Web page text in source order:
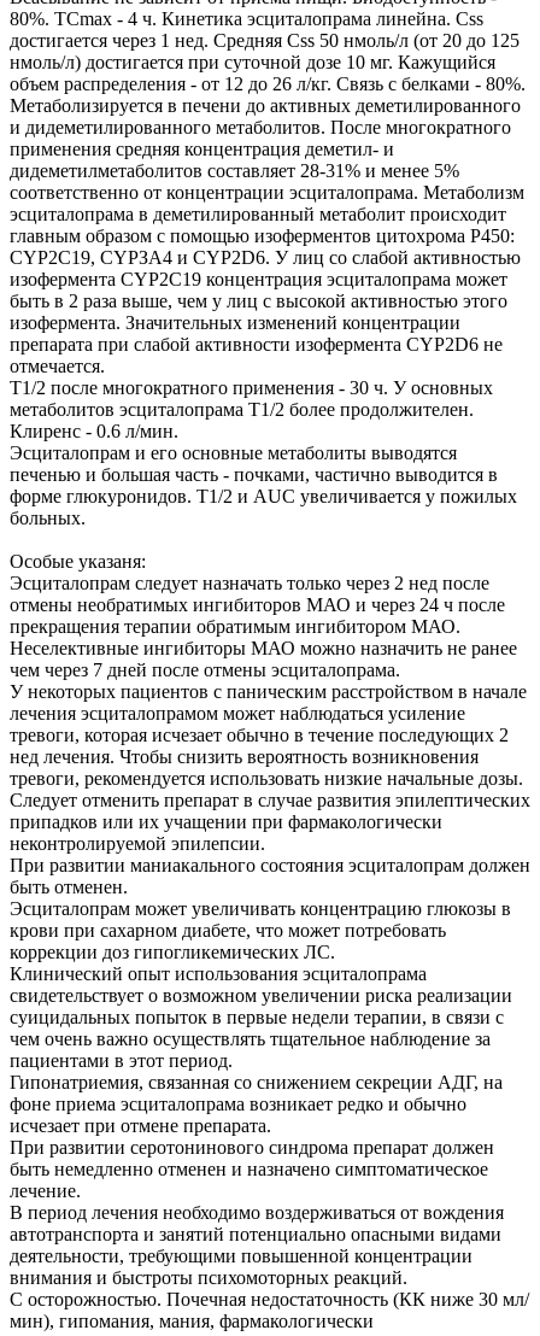
80%. ТCmax - 4 ч. Кинетика эсциталопрама линейна. Css
достигается через 1 нед. Средняя Css 50 нмоль/л (от 20 до 125
нмоль/л) достигается при суточной дозе 10 мг. Кажущийся
объем распределения - от 12 до 26 л/кг. Связь с белками - 80%.
Метаболизируется в печени до активных деметилированного
и дидеметилированного метаболитов. После многократного
применения средняя концентрация деметил- и
дидеметилметаболитов составляет 28-31% и менее 5%
соответственно от концентрации эсциталопрама. Метаболизм
эсциталопрама в деметилированный метаболит происходит
главным образом с помощью изоферментов цитохрома P450:
CYP2C19, CYPЗA4 и CYP2D6. У лиц со слабой активностью
изофермента CYP2C19 концентрация эсциталопрама может
быть в 2 раза выше, чем у лиц с высокой активностью этого
изофермента. Значительных изменений концентрации
препарата при слабой активности изофермента CYP2D6 не
отмечается.
T1/2 после многократного применения - 30 ч. У основных
метаболитов эсциталопрама T1/2 более продолжителен.
Клиренс - 0.6 л/мин.
Эсциталопрам и его основные метаболиты выводятся
печенью и большая часть - почками, частично выводится в
форме глюкуронидов. T1/2 и AUC увеличивается у пожилых
больных.
Особые указаня:
Эсциталопрам следует назначать только через 2 нед после
отмены необратимых ингибиторов МАО и через 24 ч после
прекращения терапии обратимым ингибитором МАО.
Неселективные ингибиторы МАО можно назначить не ранее
чем через 7 дней после отмены эсциталопрама.
У некоторых пациентов с паническим расстройством в начале
лечения эсциталопрамом может наблюдаться усиление
тревоги, которая исчезает обычно в течение последующих 2
нед лечения. Чтобы снизить вероятность возникновения
тревоги, рекомендуется использовать низкие начальные дозы.
Следует отменить препарат в случае развития эпилептических
припадков или их учащении при фармакологически
неконтролируемой эпилепсии.
При развитии маниакального состояния эсциталопрам должен
быть отменен.
Эсциталопрам может увеличивать концентрацию глюкозы в
крови при сахарном диабете, что может потребовать
коррекции доз гипогликемических ЛС.
Клинический опыт использования эсциталопрама
свидетельствует о возможном увеличении риска реализации
суицидальных попыток в первые недели терапии, в связи с
чем очень важно осуществлять тщательное наблюдение за
пациентами в этот период.
Гипонатриемия, связанная со снижением секреции АДГ, на
фоне приема эсциталопрама возникает редко и обычно
исчезает при отмене препарата.
При развитии серотонинового синдрома препарат должен
быть немедленно отменен и назначено симптоматическое
лечение.
В период лечения необходимо воздерживаться от вождения
автотранспорта и занятий потенциально опасными видами
деятельности, требующими повышенной концентрации
внимания и быстроты психомоторных реакций.
С осторожностью. Почечная недостаточность (КК ниже 30 мл/
мин), гипомания, мания, фармакологически